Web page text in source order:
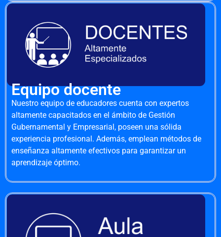
Equipo docente
Nuestro equipo de educadores cuenta con expertos
altamente capacitados en el ámbito de Gestión
Gubernamental y Empresarial, poseen una sólida
experiencia profesional. Además, emplean métodos de
enseñanza altamente efectivos para garantizar un
aprendizaje óptimo.